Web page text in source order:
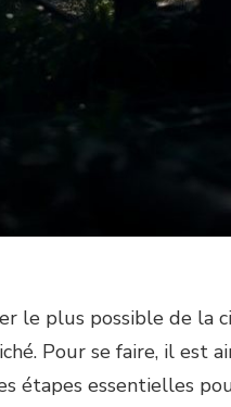
le plus possible de
Pour se faire, il
étapes essentielles